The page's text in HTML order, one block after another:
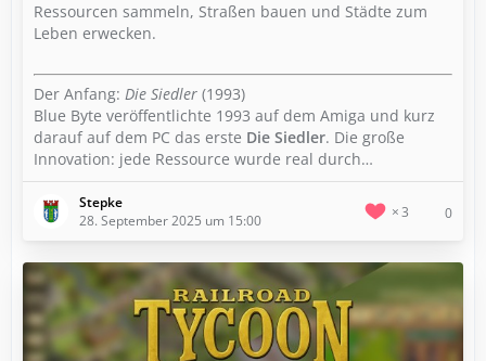
Ressourcen sammeln, Straßen bauen und Städte zum
Leben erwecken.
Der Anfang: Die Siedler (1993)
Blue Byte veröffentlichte 1993 auf dem Amiga und kurz
darauf auf dem PC das erste Die Siedler. Die große
Innovation: jede Ressource wurde real durch…
Stepke
28. September 2025 um 15:00
3 0